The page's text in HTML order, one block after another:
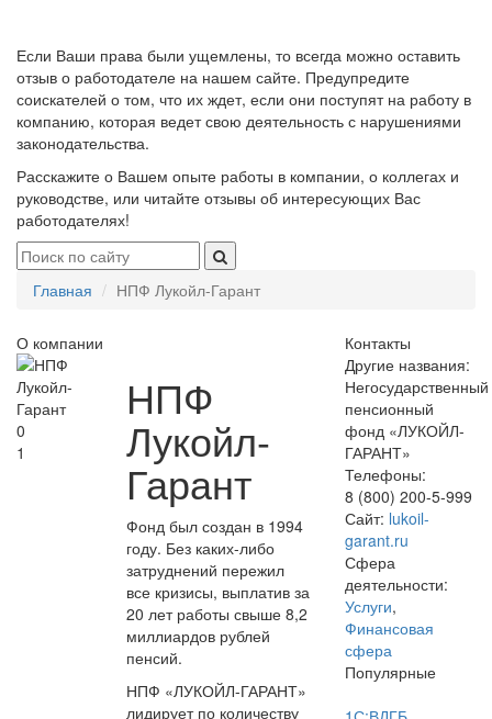
Если Ваши права были ущемлены, то всегда можно оставить
отзыв о работодателе на нашем сайте. Предупредите
соискателей о том, что их ждет, если они поступят на работу в
компанию, которая ведет свою деятельность с нарушениями
законодательства.
Расскажите о Вашем опыте работы в компании, о коллегах и
руководстве, или читайте отзывы об интересующих Вас
работодателях!
Главная НПФ Лукойл-Гарант
О компании
0
1
НПФ
Лукойл-
Гарант
Фонд был создан в 1994
году. Без каких-либо
затруднений пережил
все кризисы, выплатив за
20 лет работы свыше 8,2
миллиардов рублей
пенсий.
НПФ «ЛУКОЙЛ-ГАРАНТ»
лидирует по количеству
Контакты
Другие названия:
Негосударственный
пенсионный
фонд «ЛУКОЙЛ-
ГАРАНТ»
Телефоны:
8 (800) 200-5-999
Сайт: lukoil-
garant.ru
Сфера
деятельности:
Услуги,
Финансовая
сфера
Популярные